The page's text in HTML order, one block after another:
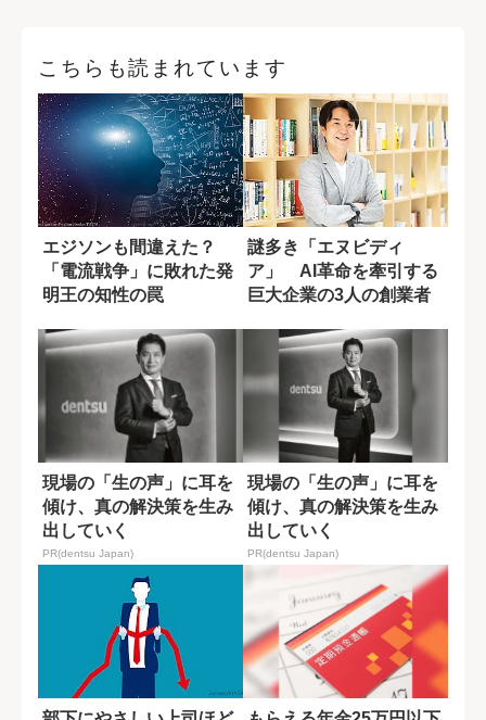
こちらも読まれています
エジソンも間違えた？
「電流戦争」に敗れた発
明王の知性の罠
謎多き「エヌビディ
ア」 AI革命を牽引する
巨大企業の3人の創業者
現場の「生の声」に耳を
傾け、真の解決策を生み
出していく
PR(dentsu Japan)
現場の「生の声」に耳を
傾け、真の解決策を生み
出していく
PR(dentsu Japan)